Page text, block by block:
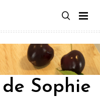
Sophie